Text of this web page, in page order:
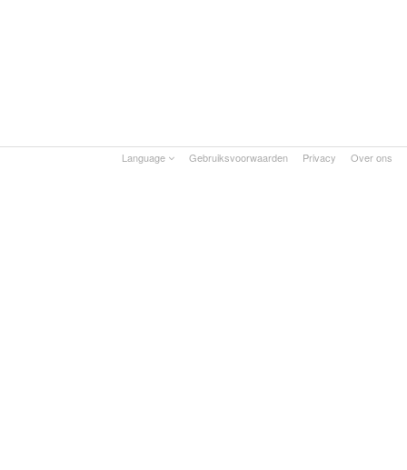
Language Gebruiksvoorwaarden Privacy Over ons